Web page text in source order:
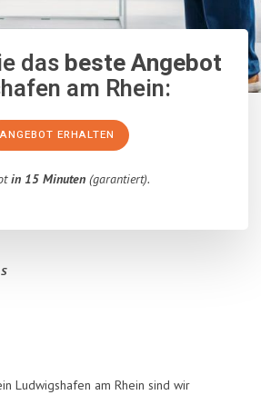
dasbeste Angebot
am Rhein:
ANGEBOT ERHALTEN
in 15 Minuten(garantiert).
Ludwigshafen am Rhein sind wir